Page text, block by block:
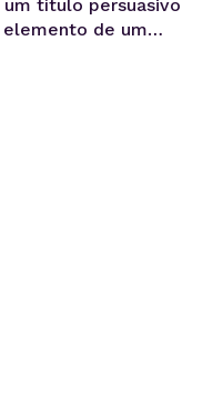
título persuasivo
de um
respeito a dar um